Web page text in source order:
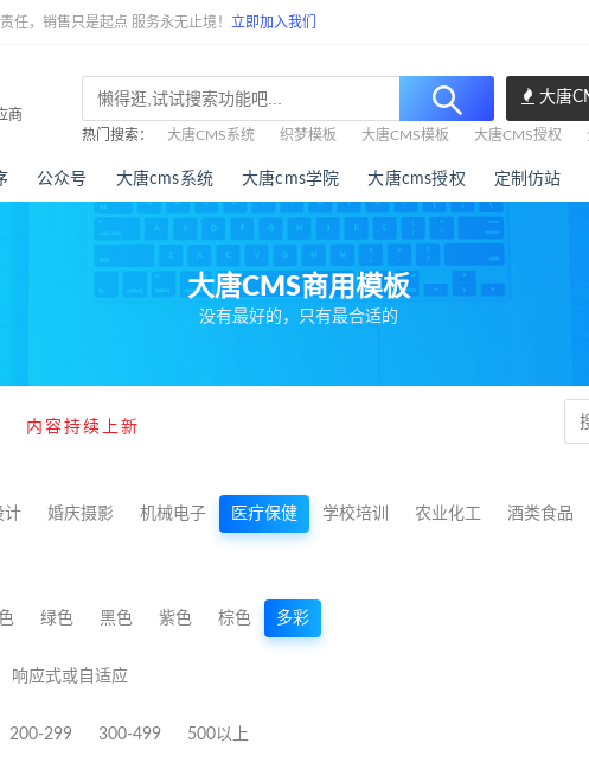
任，销售只是起点 服务永无止境！ 立即加入我们
商
热门搜索：
大唐CMS系统 织梦模板 大唐CMS模板 大唐CMS授权
大唐
公众号 大唐cms系统 大唐cms学院 大唐cms授权 定制仿站
大唐CMS商用模板
没有最好的，只有最合适的
内容持续上新
计 婚庆摄影 机械电子 医疔保健 学校培训 农业化工 酒类食品
绿色 黑色 紫色 棕色 多彩
响应式或自适应
200-299 300-499 500以上